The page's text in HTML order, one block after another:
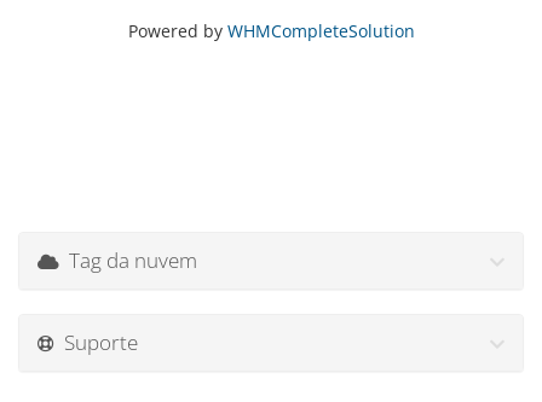
Powered by WHMCompleteSolution
Tag da nuvem
Suporte